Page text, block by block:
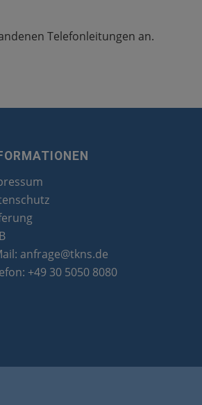
Telefonleitungen an.
anfrage@tkns.de
+49 30 5050 8080